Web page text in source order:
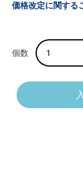
価格改定に関する